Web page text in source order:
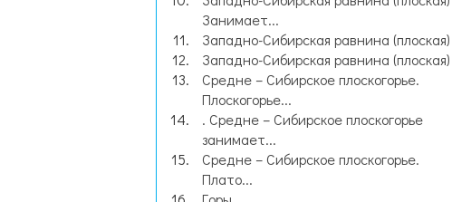
Занимает...
Западно-Сибирская равнина (плоская)
Западно-Сибирская равнина (плоская)
Средне – Сибирское плоскогорье.
Плоскогорье...
. Средне – Сибирское плоскогорье
занимает...
Средне – Сибирское плоскогорье.
Плато...